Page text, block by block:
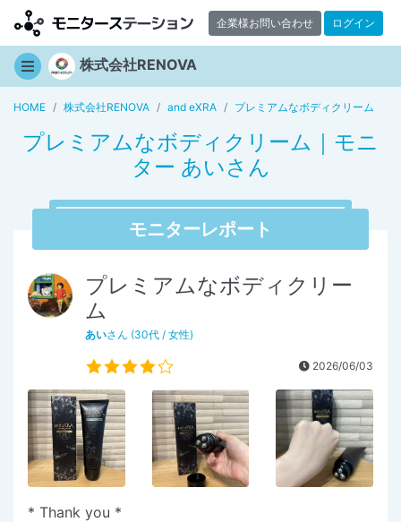
企業様お問い合わせ ログイン
株式会社RENOVA
HOME 株式会社RENOVA and eXRA プレミアムなボディクリーム
プレミアムなボディクリーム｜モニ
ター あいさん
モニターレポート
プレミアムなボディクリー
ム
あいさん (30代 / 女性)
2026/06/03
* Thank you *